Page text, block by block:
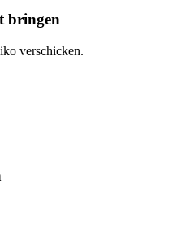
bringen
verschicken.